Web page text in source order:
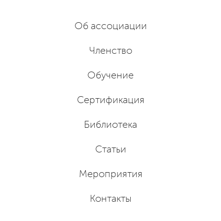
Об ассоциации
Членство
Обучение
Сертификация
Библиотека
Статьи
Мероприятия
Контакты